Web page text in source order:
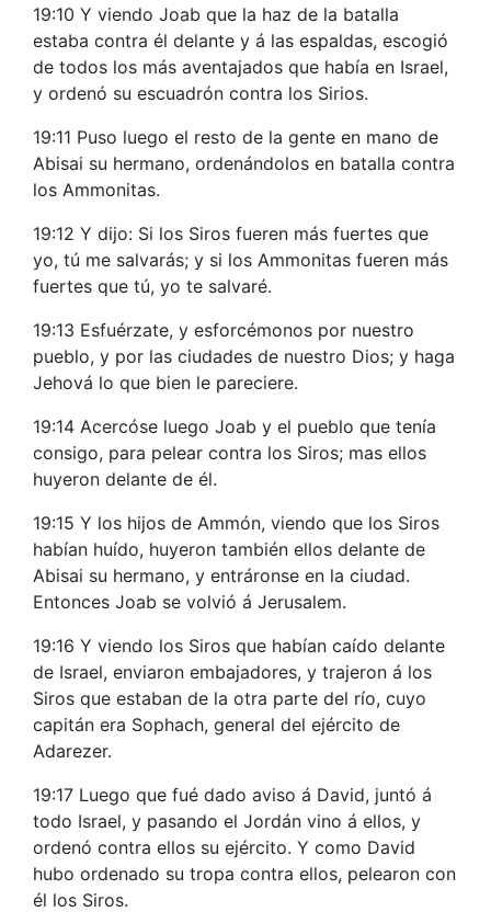
19:10 Y viendo Joab que la haz de la batalla
estaba contra él delante y á las espaldas, escogió
de todos los más aventajados que había en Israel,
y ordenó su escuadrón contra los Sirios.
19:11 Puso luego el resto de la gente en mano de
Abisai su hermano, ordenándolos en batalla contra
los Ammonitas.
19:12 Y dijo: Si los Siros fueren más fuertes que
yo, tú me salvarás; y si los Ammonitas fueren más
fuertes que tú, yo te salvaré.
19:13 Esfuérzate, y esforcémonos por nuestro
pueblo, y por las ciudades de nuestro Dios; y haga
Jehová lo que bien le pareciere.
19:14 Acercóse luego Joab y el pueblo que tenía
consigo, para pelear contra los Siros; mas ellos
huyeron delante de él.
19:15 Y los hijos de Ammón, viendo que los Siros
habían huído, huyeron también ellos delante de
Abisai su hermano, y entráronse en la ciudad.
Entonces Joab se volvió á Jerusalem.
19:16 Y viendo los Siros que habían caído delante
de Israel, enviaron embajadores, y trajeron á los
Siros que estaban de la otra parte del río, cuyo
capitán era Sophach, general del ejército de
Adarezer.
19:17 Luego que fué dado aviso á David, juntó á
todo Israel, y pasando el Jordán vino á ellos, y
ordenó contra ellos su ejército. Y como David
hubo ordenado su tropa contra ellos, pelearon con
él los Siros.